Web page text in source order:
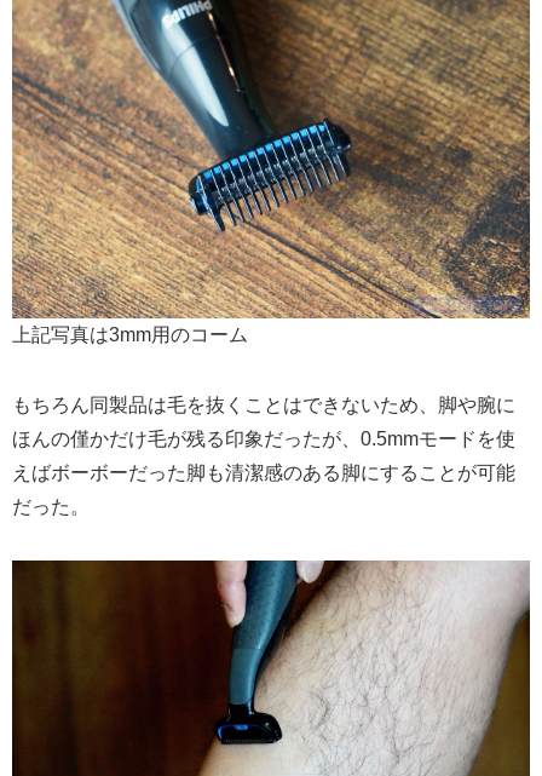
上記写真は3mm用のコーム
もちろん同製品は毛を抜くことはできないため、脚や腕に
ほんの僅かだけ毛が残る印象だったが、0.5mmモードを使
えばボーボーだった脚も清潔感のある脚にすることが可能
だった。